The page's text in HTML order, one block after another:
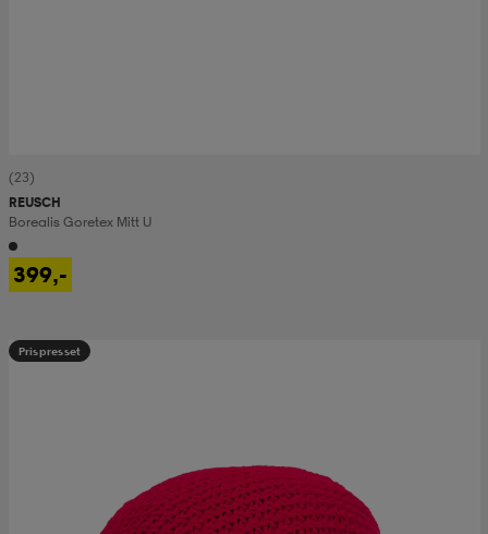
(23)
REUSCH
Borealis Goretex Mitt U
399,-
Prispresset